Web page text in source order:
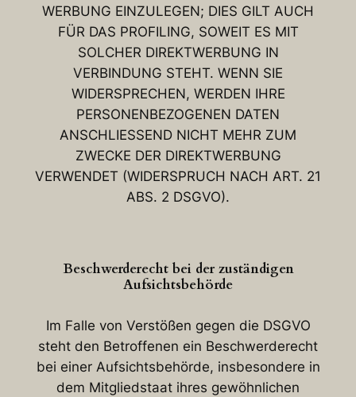
WERBUNG EINZULEGEN; DIES GILT AUCH
FÜR DAS PROFILING, SOWEIT ES MIT
SOLCHER DIREKTWERBUNG IN
VERBINDUNG STEHT. WENN SIE
WIDERSPRECHEN, WERDEN IHRE
PERSONENBEZOGENEN DATEN
ANSCHLIESSEND NICHT MEHR ZUM
ZWECKE DER DIREKTWERBUNG
VERWENDET (WIDERSPRUCH NACH ART. 21
ABS. 2 DSGVO).
Beschwerderecht bei der zuständigen
Aufsichtsbehörde
Im Falle von Verstößen gegen die DSGVO
steht den Betroffenen ein Beschwerderecht
bei einer Aufsichtsbehörde, insbesondere in
dem Mitgliedstaat ihres gewöhnlichen